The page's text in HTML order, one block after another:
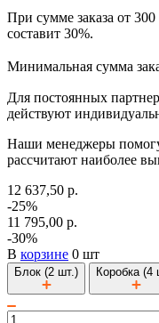
При сумме заказа от
составит 30%.
Минимальная сумма
Для постоянных
действуют
Наши менеджеры
рассчитают наиболее
12 637,50 р.
-25%
11 795,00 р.
-30%
В корзине 0 шт
Блок (2 шт.) Коробка (4